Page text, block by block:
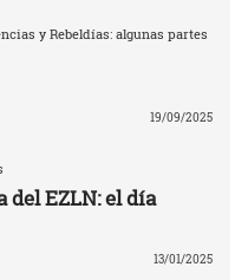
y Rebeldías: algunas partes
19/09/2025
del EZLN: el día
13/01/2025